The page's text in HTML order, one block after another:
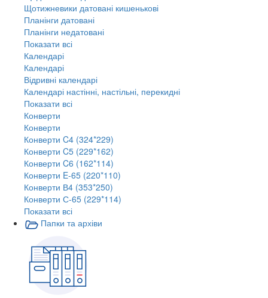
Щотижневики датовані кишенькові
Планінги датовані
Планінги недатовані
Показати всі
Календарі
Календарі
Відривні календарі
Календарі настінні, настільні, перекидні
Показати всі
Конверти
Конверти
Конверти C4 (324*229)
Конверти C5 (229*162)
Конверти C6 (162*114)
Конверти E-65 (220*110)
Конверти В4 (353*250)
Конверти С-65 (229*114)
Показати всі
Папки та архіви